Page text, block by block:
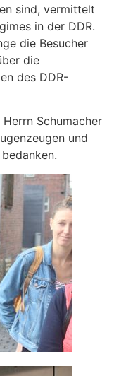
sind, vermittelt
in der DDR.
die Besucher
die
des DDR-
Schumacher
und